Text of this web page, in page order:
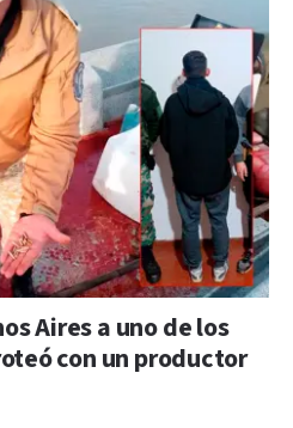
Aires a uno de los
con un productor